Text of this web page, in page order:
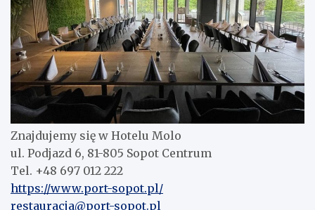
Znajdujemy się w Hotelu Molo
ul. Podjazd 6, 81-805 Sopot Centrum
Tel. +48 697 012 222
https://www.port-sopot.pl/
restauracja@port-sopot.pl